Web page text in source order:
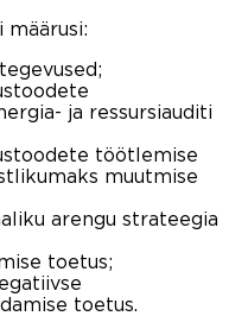
määrusi:
ja ressursiauditi
töötlemise
muutmise
arengu strateegia
toetus;
toetus.